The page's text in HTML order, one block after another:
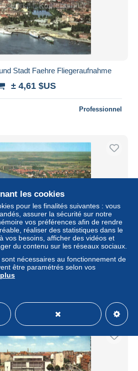
Stadt Faehre Fliegeraufnahme
± 4,61 $US
Professionnel
Holtenau KIEL Schleswig-Holstein
Kanal Schleus
± 4,61 $US
les cookies
pour les finalités suivantes : vous
assurer la sécurité sur notre
vos préférences afin de rendre
réaliser des statistiques dans le
vos besoins, afficher des vidéos et
du contenu sur les réseaux sociaux.
nécessaires au fonctionnement de
être paramétrés selon vos